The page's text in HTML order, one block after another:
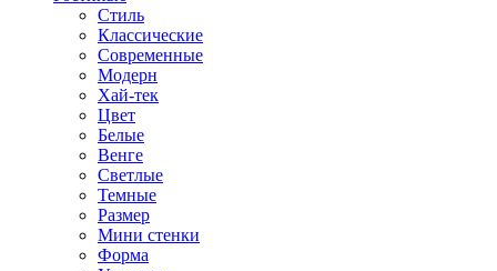
Стиль
Классические
Современные
Модерн
Хай-тек
Цвет
Белые
Венге
Светлые
Темные
Размер
Мини стенки
Форма